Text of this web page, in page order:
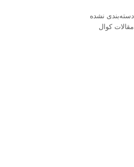
دسته‌بندی نشده
مقالات کوال